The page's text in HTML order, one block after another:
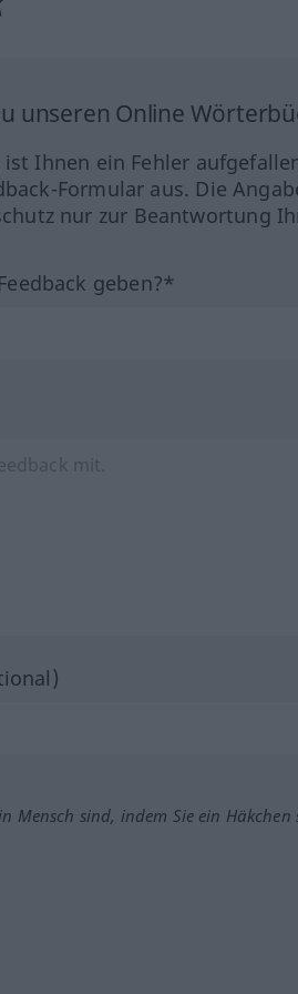
unseren Online
Ihnen ein Fehler
Formular aus. Die
nur zur Beantwortung
geben?*
Mensch sind, indem Sie ein Häkchen